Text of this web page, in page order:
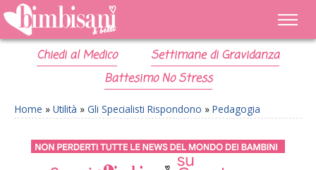
Chiedi al Medico
Settimane di Gravidanza
Battesimo No Stress
Home » Utilità » Gli Specialisti Rispondono » Pedagogia